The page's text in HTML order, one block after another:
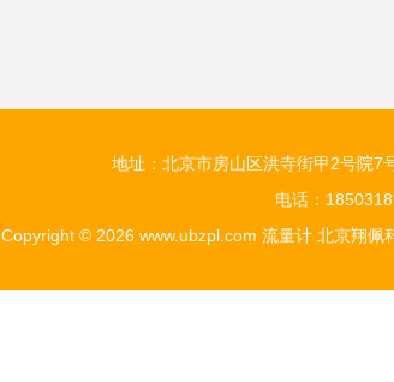
地址：北京市房山区洪寺街甲2号院7
电话：
Copyright © 2026 www.ubzpl.com 流量计 北京翔佩